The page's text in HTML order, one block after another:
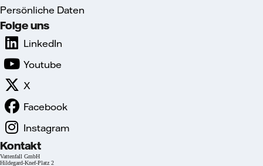
Persönliche Daten
Folge uns
LinkedIn
Youtube
X
Facebook
Instagram
Kontakt
Vattenfall GmbH
Hildegard-Knef-Platz 2